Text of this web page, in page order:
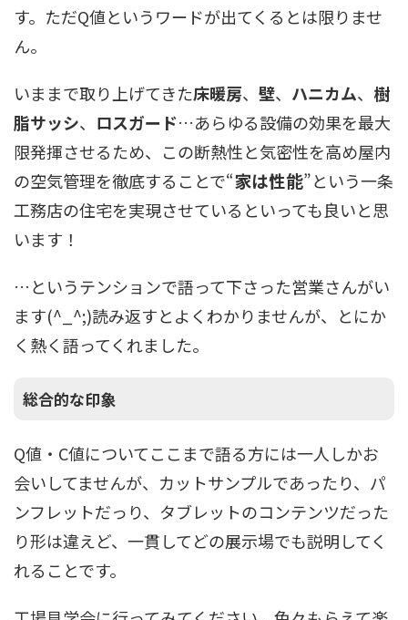
す。ただQ値というワードが出てくるとは限りませ
ん。
いままで取り上げてきた床暖房、 壁、 ハニカム、 樹
脂サッシ、 ロスガード…あらゆる設備の効果を最大
限発揮させるため、この断熱性と気密性を高め屋内
の空気管理を徹底することで“家は性能”という一条
工務店の住宅を実現させているといっても良いと思
います！
…というテンションで語って下さった営業さんがい
ます(^_^;)読み返すとよくわかりませんが、とにか
く熱く語ってくれました。
総合的な印象
Q値・C値についてここまで語る方には一人しかお
会いしてませんが、カットサンプルであったり、パ
ンフレットだっり、タブレットのコンテンツだった
り形は違えど、一貫してどの展示場でも説明してく
れることです。